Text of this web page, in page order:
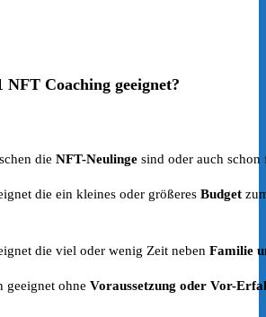
NFT Coaching geeignet?
die NFT-Neulinge sind oder auch schon
die ein kleines oder größeres Budget
die viel oder wenig Zeit neben Familie
geeignet ohne Voraussetzung oder Vor-